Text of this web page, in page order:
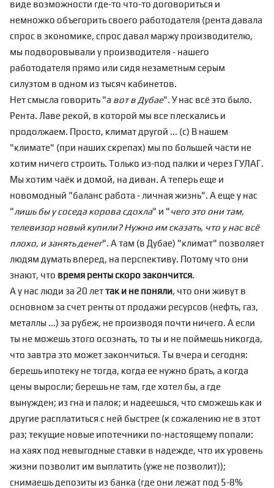
виде возможности где-то что-то договориться и
немножко объегорить своего работодателя (рента давала
спрос в экономике, спрос давал маржу производителю,
мы подворовывали у производителя - нашего
работодателя прямо или сидя незаметным серым
силуэтом в одном из тысяч кабинетов.
Нет смысла говорить "а вот в Дубае". У нас всё это было.
Рента. Лаве рекой, в которой мы все плескались и
продолжаем. Просто, климат другой ... (с) В нашем
"климате" (при наших скрепах) мы по большей части не
хотим ничего строить. Только из-под палки и через ГУЛАГ.
Мы хотим чаёк и домой, на диван. А теперь еще и
новомодный "баланс работа - личная жизнь". А еще у нас
"лишь бы у соседа корова сдохла" и "чего это они там,
телевизор новый купили? Нужно им сказать, что у нас всё
плохо, и занять денег". А там (в Дубае) "климат" позволяет
людям думать вперед, на перспективу. Потому что они
знают, что время ренты скоро закончится.
А у нас люди за 20 леттак и не поняли, что они живут в
основном за счет ренты от продажи ресурсов (нефть, газ,
металлы ...) за рубеж, не производя почти ничего. А если
ты не можешь этого осознать, то ты и не поймешь никогда,
что завтра это может закончиться. Ты вчера и сегодня:
берешь ипотеку не тогда, когда ее нужно брать, а когда
цены выросли; берешь не там, где хотел бы, а где
вынужден; из гна и палок; и надеешься, что сможешь как и
другие расплатиться с ней быстрее (к сожалению не в этот
раз; текущие новые ипотечники по-настоящему попали:
на хаях под невыгодные ставки в надежде, что их уровень
жизни позволит им выплатить (уже не позволит));
снимаешь депозиты из банка (где они лежат под 5-8%